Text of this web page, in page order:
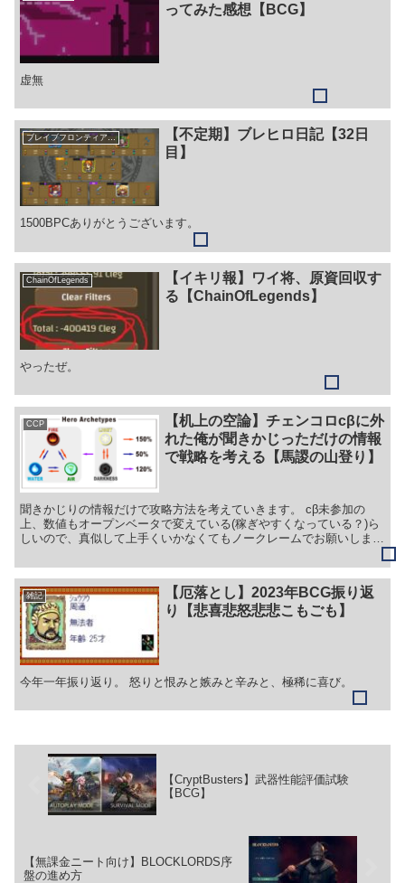
ってみた感想【BCG】
虚無
ブレイブフロンティアヒーローズ
【不定期】ブレヒロ日記【32日
目】
1500BPCありがとうございます。
ChainOfLegends
【イキリ報】ワイ将、原資回収す
る【ChainOfLegends】
やったぜ。
CCP
【机上の空論】チェンコロcβに外
れた俺が聞きかじっただけの情報
で戦略を考える【馬謖の山登り】
聞きかじりの情報だけで攻略方法を考えていきます。 cβ未参加の
上、数値もオープンベータで変えている(稼ぎやすくなっている？)ら
しいので、真似して上手くいかなくてもノークレームでお願いしま
雑記
【厄落とし】2023年BCG振り返
り【悲喜悲怒悲悲こもごも】
今年一年振り返り。 怒りと恨みと嫉みと辛みと、極稀に喜び。
【CryptBusters】武器性能評価試験
【BCG】
【無課金ニート向け】BLOCKLORDS序
盤の進め方